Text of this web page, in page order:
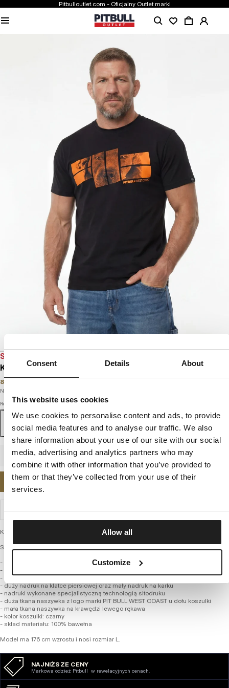
Consent Details About
This website uses cookies
We use cookies to personalise content and ads, to provide
social media features and to analyse our traffic. We also
share information about your use of our site with our social
media, advertising and analytics partners who may
combine it with other information that you’ve provided to
them or that they’ve collected from your use of their
services.
Allow all
Customize
Pitbulloutlet.com - Oficjalny Outlet marki
SALE
KOSZULKA ORANGE LOGO
89
Najniższa cena w okresie ostatnich 30 dni:
Rozmiar
POWIADOM MNIE O DOSTĘPNOŚCI
WYSYŁKA I ZWROTY
Koszulka męska – Orange Logo
SERIA MIDDLE WEIGHT 190 REGULAR
- klasyczny regularny fason z okrągłym dekoltem
- T-shirt wykonany z najwyższej jakości bawełny o gramaturze 190 g/m2
- miękka lamówka od wewnętrznej strony kołnierza chroniąca przed otarciami
- duży nadruk na klatce piersiowej oraz mały nadruk na karku
- nadruki wykonane specjalistyczną technologią sitodruku
- duża tkana naszywka z logo marki PIT BULL WEST COAST u dołu koszulki
- mała tkana naszywka na krawędzi lewego rękawa
- kolor koszulki: czarny
- skład materiału: 100% bawełna
Model ma 176 cm wzrostu i nosi rozmiar L.
NAJNIŻSZE CENY
Markowa odzież Pitbull w rewelacyjnych cenach.